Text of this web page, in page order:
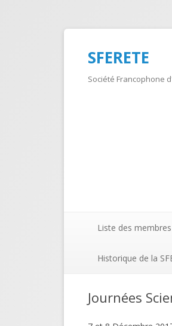
SFERETE
Société Francophone
Liste des membres
Historique de la
Journées